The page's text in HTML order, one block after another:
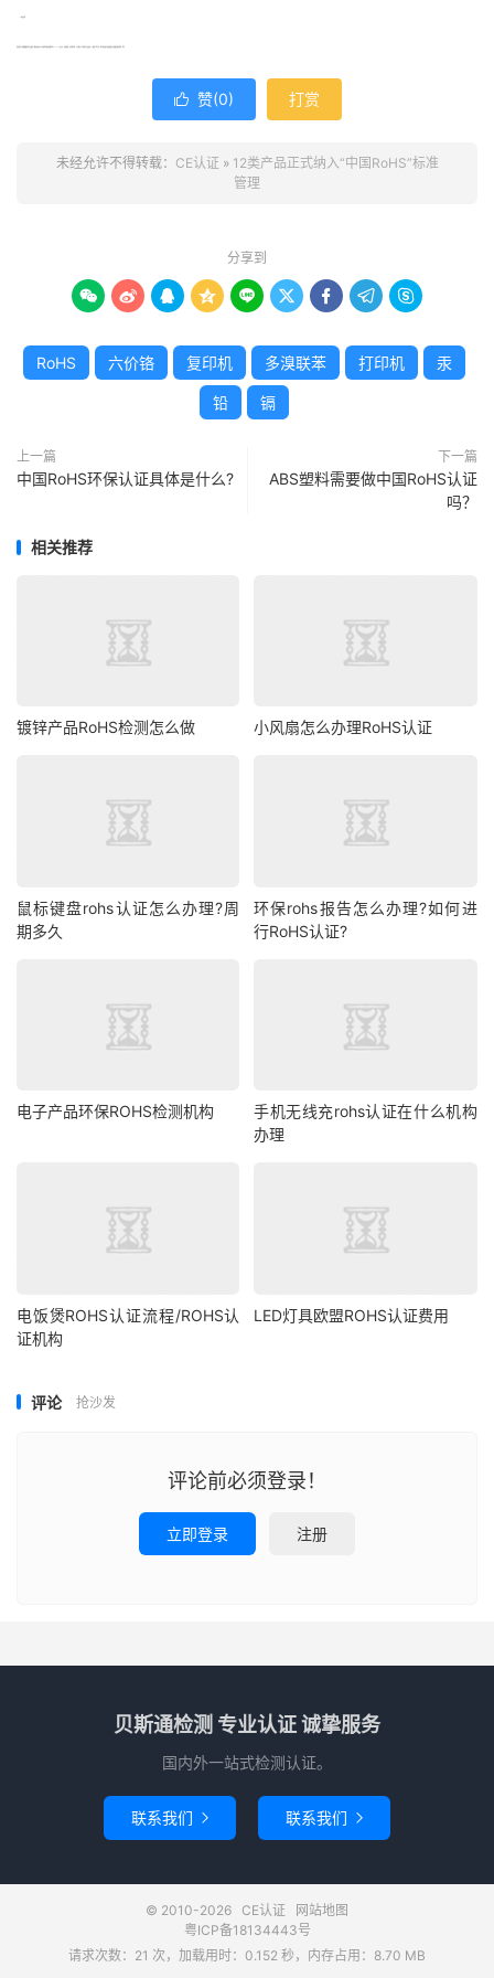
 赞(0) 打赏
未经允许不得转载： CE认证 » 12类产品正式纳入“中国RoHS”标准
管理
分享到
        
RoHS 六价铬 复印机 多溴联苯 打印机 汞
铅 镉
上一篇
中国RoHS环保认证具体是什么?
下一篇
ABS塑料需要做中国RoHS认证
吗？
相关推荐
镀锌产品RoHS检测怎么做 小风扇怎么办理RoHS认证
鼠标键盘rohs认证怎么办理?周
期多久
环保rohs报告怎么办理?如何进
行RoHS认证?
电子产品环保ROHS检测机构
手机无线充rohs认证在什么机构
办理
电饭煲ROHS认证流程/ROHS认
证机构
LED灯具欧盟ROHS认证费用
评论 抢沙发
评论前必须登录！
立即登录 注册
贝斯通检测 专业认证 诚挚服务
国内外一站式检测认证。
联系我们  联系我们 
© 2010-2026 CE认证
网站地图
粤ICP备18134443号
请求次数：21 次，加载用时：0.152 秒，内存占用：8.70 MB